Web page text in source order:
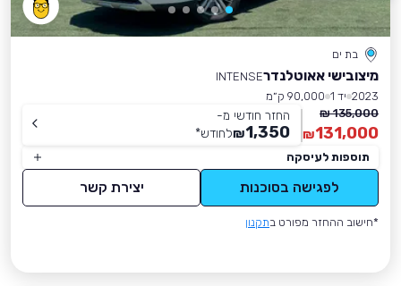
בת ים
מיצובישי אאוטלנדרINTENSE
2023 יד 1
90,000 ק״מ
135,000 ₪
131,000
₪
החזר חודשי מ-
1,350
₪לחודש*
תוספות לעיסקה
לפגישה בסוכנות יצירת קשר
*חישוב ההחזר מפורט בתקנון